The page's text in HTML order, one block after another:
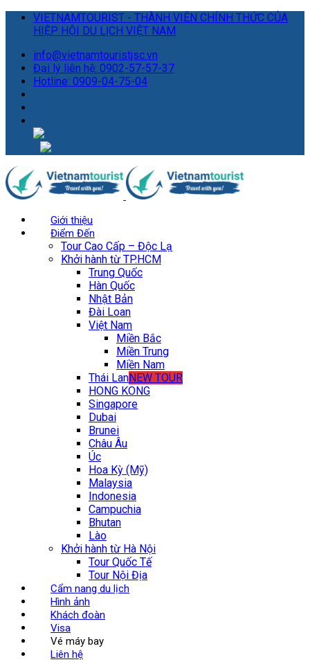
VIETNAMTOURIST - THÀNH VIÊN CHÍNH THỨC CỦA
HIỆP HỘI DU LỊCH VIỆT NAM
info@vietnamtouristjsc.vn
Đại lý liên hệ: 0902-57-57-37
Hotline: 0909-04-75-04
Giới thiệu
Điểm Đến
Tour Cao Cấp – Độc Lạ
Khởi hành từ TP.HCM
Trung Quốc
Hàn Quốc
Nhật Bản
Đài Loan
Việt Nam
Miền Bắc
Miền Trung
Miền Nam
Thái LanNEW TOUR
HONG KONG
Singapore
Dubai
Brunei
Châu Âu
Úc
Hoa Kỳ (Mỹ)
Malaysia
Indonesia
Campuchia
Bhutan
Lào
Khởi hành từ Hà Nội
Tour Quốc Tế
Tour Nội Địa
Cẩm nang du lịch
Hình ảnh
Khách đoàn
Visa
Vé máy bay
Liên hệ